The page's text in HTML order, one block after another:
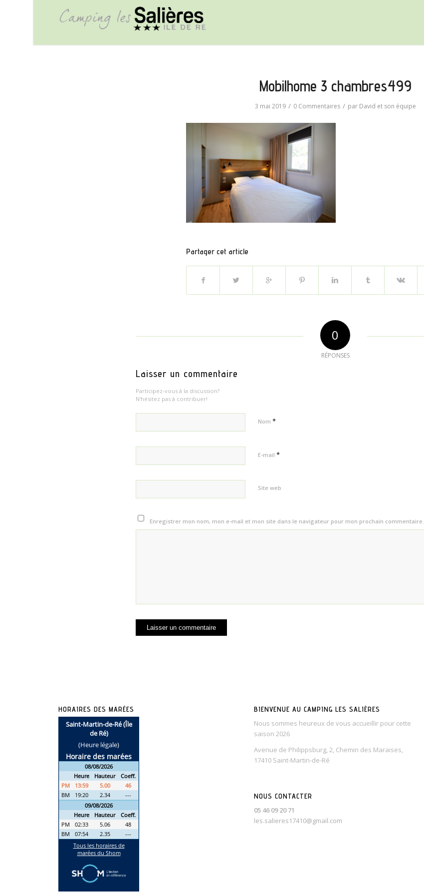
Mobilhome 3 chambres499
3 mai 2019 / 0 Commentaires / par David et son équipe
Partager cet article
0
RÉPONSES
Laisser un commentaire
Participez-vous à la discussion?
N'hésitez pas à contribuer!
Nom *
E-mail *
Site web
Enregistrer mon nom, mon e-mail et mon site dans le navigateur pour mon prochain commentaire.
HORAIRES DES MARÉES BIENVENUE AU CAMPING LES SALIÈRES
Nous sommes heureux de vous accueillir pour cette
saison 2026
Avenue de Philippsburg, 2, Chemin des Maraises,
17410 Saint-Martin-de-Ré
NOUS CONTACTER
05 46 09 20 71
les.salieres17410@gmail.com